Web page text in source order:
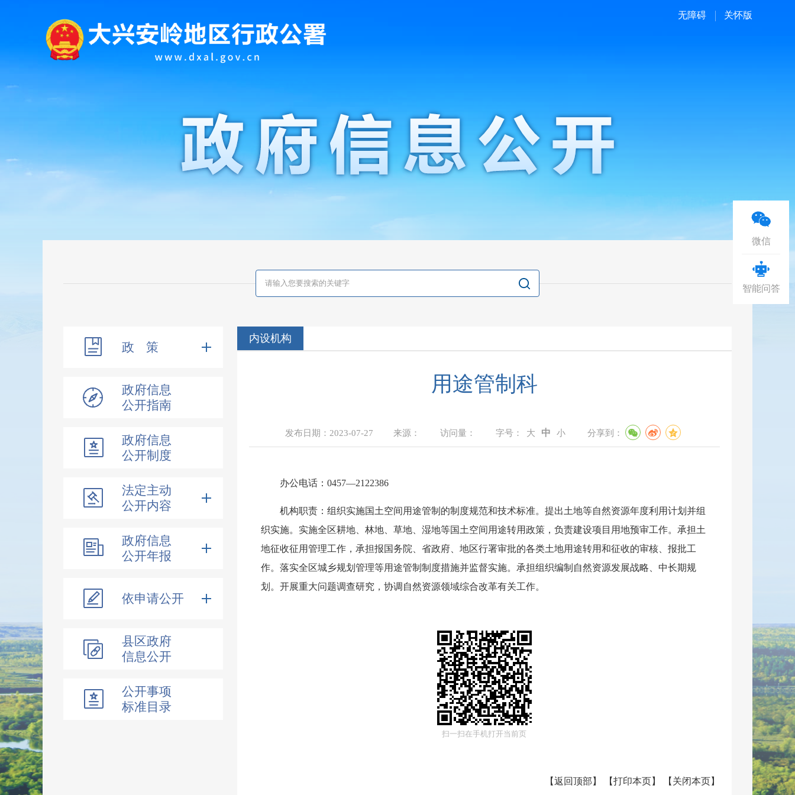
无障碍 关怀版
政 策
政府信息
公开指南
政府信息
公开制度
法定主动
公开内容
政府信息
公开年报
依申请公开
县区政府
信息公开
公开事项
标准目录
内设机构
用途管制科
发布日期： 2023-07-27 来源： 访问量： 937 字号：大 中 小 分享到：
办公电话： 0457—2122386
机构职责： 组织实施国土空间用途管制的制度规范和技术标准。提出土地等自然资源年度利用计划并组
织实施。实施全区耕地、林地、草地、湿地等国土空间用途转用政策，负责建设项目用地预审工作。承担土
地征收征用管理工作，承担报国务院、省政府、地区行署审批的各类土地用途转用和征收的审核、报批工
作。落实全区城乡规划管理等用途管制制度措施并监督实施。承担组织编制自然资源发展战略、中长期规
划。开展重大问题调查研究，协调自然资源领域综合改革有关工作。
扫一扫在手机打开当前页
【返回顶部 】 【打印本页】 【 关闭本页】
微信
智能问答